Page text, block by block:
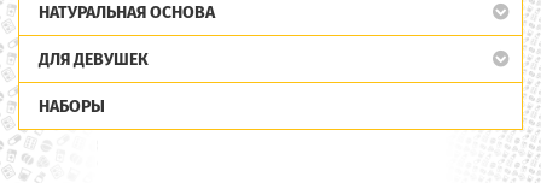
НАТУРАЛЬНАЯ ОСНОВА
ДЛЯ ДЕВУШЕК
НАБОРЫ